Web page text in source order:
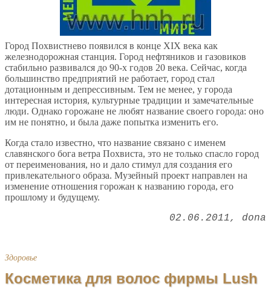
Город Похвистнево появился в конце XIX века как
железнодорожная станция. Город нефтяников и газовиков
стабильно развивался до 90-х годов 20 века. Сейчас, когда
большинство предприятий не работает, город стал
дотационным и депрессивным. Тем не менее, у города
интересная история, культурные традиции и замечательные
люди. Однако горожане не любят название своего города: оно
им не понятно, и была даже попытка изменить его.
Когда стало известно, что название связано с именем
славянского бога ветра Похвиста, это не только спасло город
от переименования, но и дало стимул для создания его
привлекательного образа. Музейный проект направлен на
изменение отношения горожан к названию города, его
прошлому и будущему.
02.06.2011 dona
Здоровье
Косметика для волос фирмы Lush